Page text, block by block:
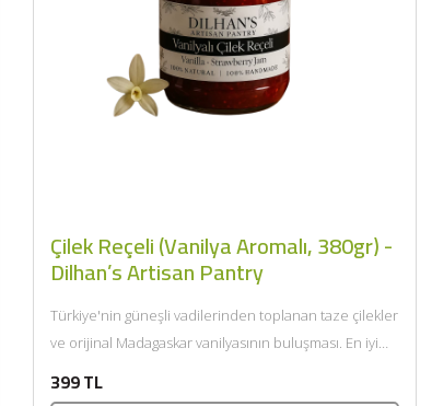
Çilek Reçeli (Vanilya Aromalı, 380gr) -
Dilhan’s Artisan Pantry
Türkiye'nin güneşli vadilerinden toplanan taze çilekler
ve orijinal Madagaskar vanilyasının buluşması. En iyi
399 TL